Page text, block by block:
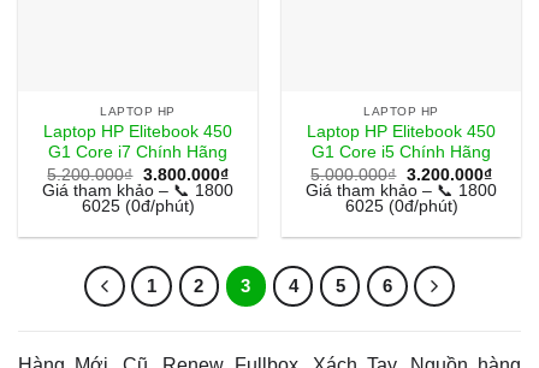
LAPTOP HP
Laptop HP Elitebook 450
G1 Core i7 Chính Hãng
5.200.000₫ Giá
gốc
là:
5.200.000₫.
3.800.000₫Giá
hiện
3.800.000₫.
Giá tham khảo – 📞 1800
6025 (0đ/phút)
LAPTOP HP
Laptop HP Elitebook 450
G1 Core i5 Chính Hãng
5.000.000₫ Giá
gốc
là:
5.000.000₫.
3.200.000₫Giá
hiện
Giá tham khảo – 📞 1800
6025 (0đ/phút)
1 2 3 4 5 6